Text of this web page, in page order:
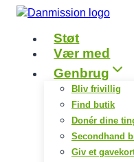
Fortsæt
indhold
Støt
Vær med
Genbrug
Bliv frivillig
Find butik
Donér dine
Secondhand
Giv et